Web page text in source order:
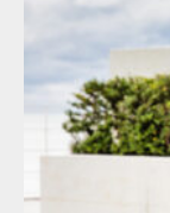
Category:タオル
ダウ